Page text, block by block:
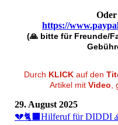
https://
(🙏 bitte für Freunde/
Durch KLICK auf den
Artikel mit Video
29. August 2025
💔🐈‍⬛Hilferuf für DIDDI